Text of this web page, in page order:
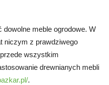
meble ogrodowe. W
niczym z prawdziwego
wszystkim
drewnianych mebli
.